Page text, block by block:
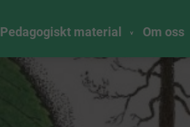
Pedagogiskt material Om oss